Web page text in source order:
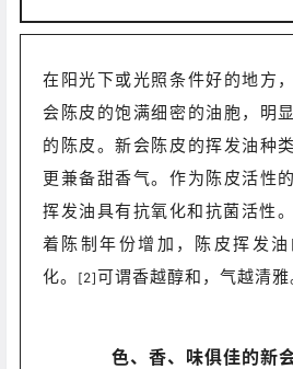
在阳光下或光照条件好的地方
会陈皮的饱满细密的油胞，明
的陈皮。新会陈皮的挥发油种
更兼备甜香气。作为陈皮活性
挥发油具有抗氧化和抗菌活性。
着陈制年份增加，陈皮挥发
化。
[2]可谓香越醇和，气越清雅
色、香、味俱佳的新